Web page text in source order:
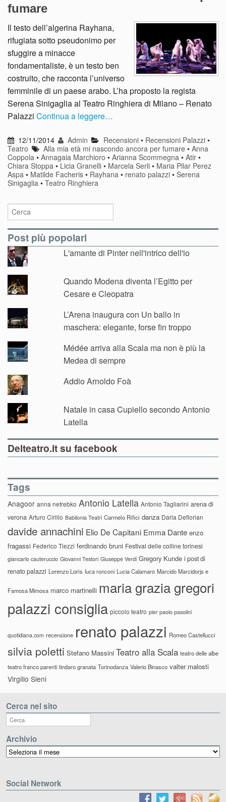
fumare
Il testo dell’algerina Rayhana,
rifugiata sotto pseudonimo per
sfuggire a minacce
fondamentaliste, è un testo ben
costruito, che racconta l’universo
femminile di un paese arabo. L’ha proposto la regista
Serena Sinigaglia al Teatro Ringhiera di Milano – Renato
Palazzi Continua a leggere…
12/11/2014 Admin Recensioni• Recensioni Palazzi•
Teatro
Alla mia età mi nascondo ancora per fumare •Anna
Coppola • Annagaia Marchioro • Arianna Scommegna • Atir •
Chiara Stoppa • Licia Granelli • Marcela Serli • Maria Pilar Perez
Aspa • Matilde Facheris • Rayhana • renato palazzi • Serena
Sinigaglia • Teatro Ringhiera
Post più popolari
L'amante di Pinter nell'intrico dell'io
Quando Modena diventa l’Egitto per
Cesare e Cleopatra
L’Arena inaugura con Un ballo in
maschera: elegante, forse fin troppo
Médée arriva alla Scala ma non è più la
Medea di sempre
Addio Arnoldo Foà
Natale in casa Cupiello secondo Antonio
Latella
Delteatro.it su facebook
Tags
Anagoor anna netrebko Antonio Latella Antonio Tagliarini arena di
verona Arturo Cirillo Babilonia Teatri Carmelo Rifici danza Daria Deflorian
davide annachini Elio De Capitani Emma Dante enzo
fragassi Federico Tiezzi ferdinando bruni Festival delle colline torinesi
giancarlo cauteruccio Giovanni Testori Giuseppe Verdi Gregory Kunde i post di
renato palazzi Lorenzo Loris luca ronconi Lucia Calamaro Marcido Marcidorjs e
Famosa Mimosa marco martinelli maria grazia gregori
palazzi consiglia piccolo teatro pier paolo pasolini
quotidiana.com recensione renato palazzi Romeo Castellucci
silvia poletti Stefano Massini Teatro alla Scala teatro delle albe
teatro franco parenti tindaro granata Torinodanza Valerio Binasco valter malosti
Virgilio Sieni
Cerca nel sito
Archivio
Archivio
Social Network